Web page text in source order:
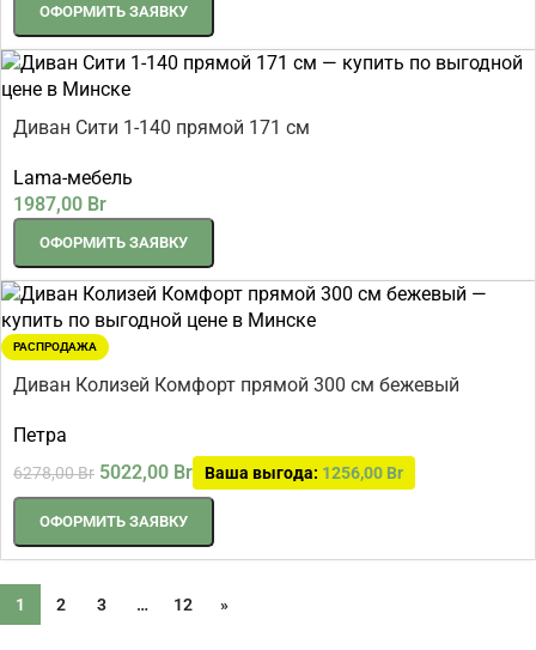
ОФОРМИТЬ ЗАЯВКУ
Диван Сити 1-140 прямой 171 см
Lama-мебель
1987,00 Br
ОФОРМИТЬ ЗАЯВКУ
РАСПРОДАЖА
Диван Колизей Комфорт прямой 300 см бежевый
Петра
6278,00Br 5022,00 Br Ваша выгода: 1256,00 Br
ОФОРМИТЬ ЗАЯВКУ
1 2 3 … 12 »